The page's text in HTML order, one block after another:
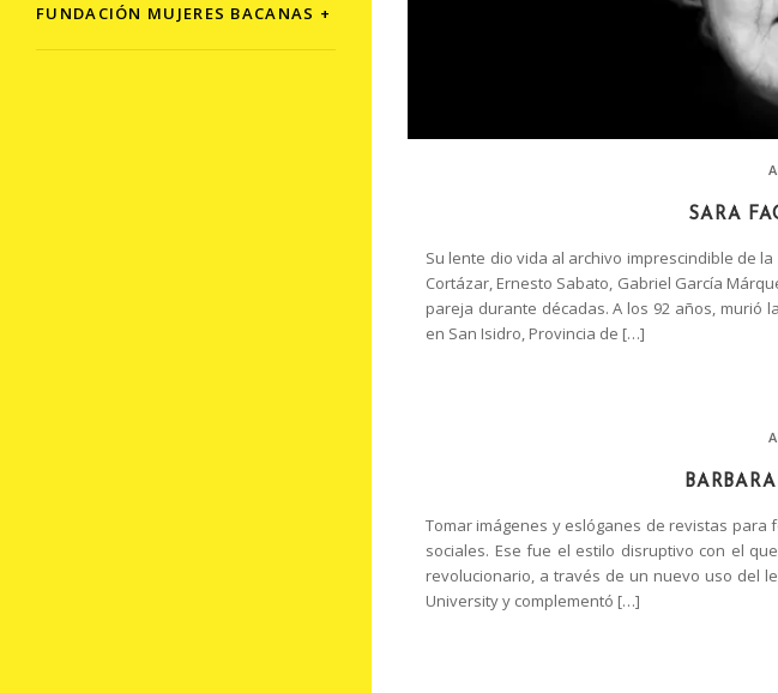
FUNDACIÓN MUJERES BACANAS +
SARA
Su lente dio vida al archivo imprescindible de
Cortázar, Ernesto Sabato, Gabriel García
pareja durante décadas. A los 92 años, murió
en San Isidro, Provincia de […]
Tomar imágenes y eslóganes de revistas
sociales. Ese fue el estilo disruptivo con el
revolucionario, a través de un nuevo uso del
University y complementó […]